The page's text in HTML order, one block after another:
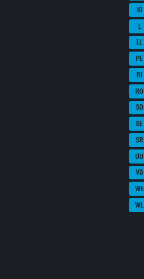
KI
L
LL
PE
RI
RO
SD
SE
SR
UU
VB
WE
WL